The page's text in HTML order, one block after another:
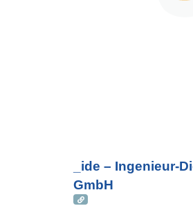
_ide – Ingenieur-
GmbH